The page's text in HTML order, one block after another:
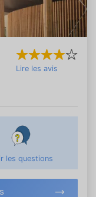
Lire les avis
les questions